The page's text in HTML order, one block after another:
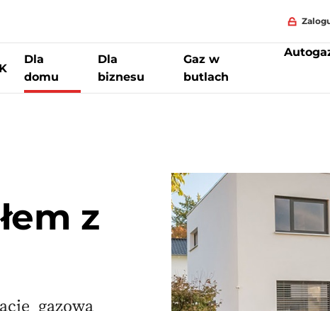
Dla
domu
Dla
biznesu
Gaz w
butlach
z
gazową